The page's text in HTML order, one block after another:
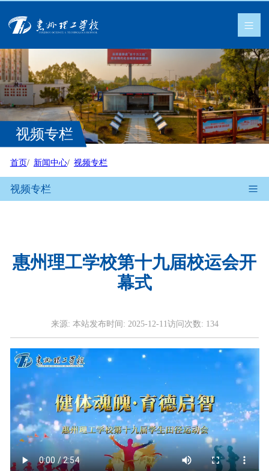
视频专栏
首页 新闻中心 视频专栏
视频专栏
惠州理工学校第十九届校运会开
幕式
来源: 本站发布时间: 2025-12-11访问次数: 134